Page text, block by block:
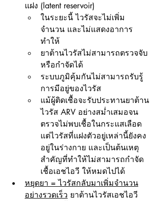
แฝง (latent reservoir)
ในระยะนี้ ไวรัสจะไม่เพิ่ม
จำนวน และไม่แสดงอาการ
ทำให้
ยาต้านไวรัสไม่สามารถตรวจจับ
หรือกำจัดได้
ระบบภูมิคุ้มกันไม่สามารถรับรู้
การมีอยู่ของไวรัส
แม้ผู้ติดเชื้อจะรับประทานยาต้าน
ไวรัส ARV อย่างสม่ำเสมอจน
ตรวจไม่พบเชื้อในกระแสเลือด
แต่ไวรัสที่แฝงตัวอยู่เหล่านี้ยังคง
อยู่ในร่างกาย และเป็นต้นเหตุ
สำคัญที่ทำให้ไม่สามารถกำจัด
เชื้อเอชไอวี ให้หมดไปได้
หยุดยา = ไวรัสกลับมาเพิ่มจำนวน
อย่างรวดเร็ว ยาต้านไวรัสเอชไอวี